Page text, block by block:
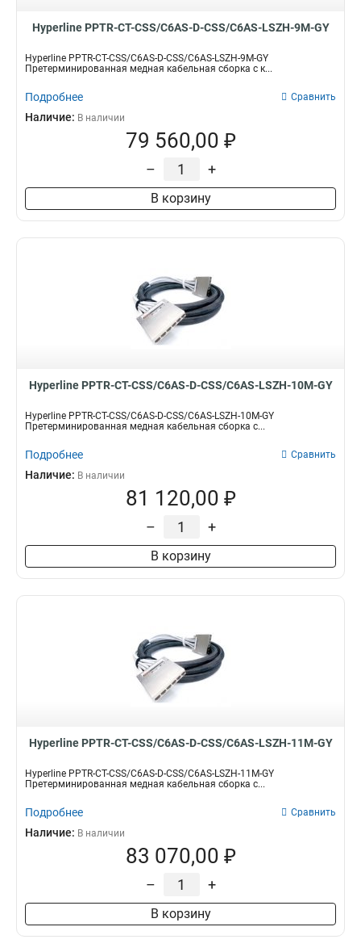
Hyperline PPTR-CT-CSS/C6AS-D-CSS/C6AS-LSZH-9M-GY
Hyperline PPTR-CT-CSS/C6AS-D-CSS/C6AS-LSZH-9M-GY
Претерминированная медная кабельная сборка с к...
Подробнее Сравнить
Наличие: В наличии
79 560,00 ₽
– +
В корзину
Hyperline PPTR-CT-CSS/C6AS-D-CSS/C6AS-LSZH-10M-GY
Hyperline PPTR-CT-CSS/C6AS-D-CSS/C6AS-LSZH-10M-GY
Претерминированная медная кабельная сборка с...
Подробнее Сравнить
Наличие: В наличии
81 120,00 ₽
– +
В корзину
Hyperline PPTR-CT-CSS/C6AS-D-CSS/C6AS-LSZH-11M-GY
Hyperline PPTR-CT-CSS/C6AS-D-CSS/C6AS-LSZH-11M-GY
Претерминированная медная кабельная сборка с...
Подробнее Сравнить
Наличие: В наличии
83 070,00 ₽
– +
В корзину